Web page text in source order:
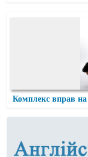
Комплекс вправ